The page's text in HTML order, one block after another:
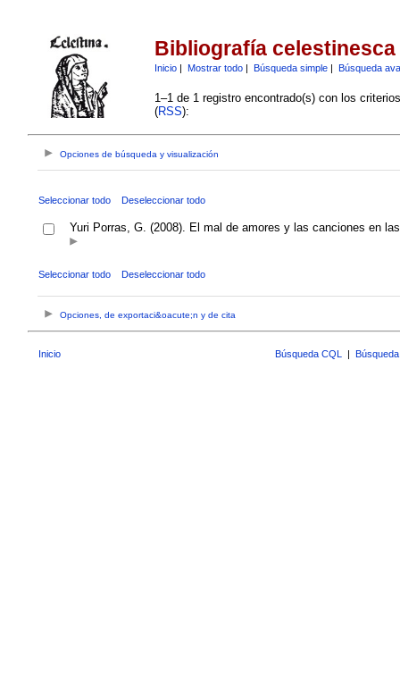
Bibliografía celestinesca
Inicio| Mostrar todo| Búsqueda simple| Búsqueda
1–1 de 1 registro encontrado(s) con los
(RSS):
Opciones de búsqueda y visualización
Seleccionar todo Deseleccionar todo
Yuri Porras, G. (2008). El mal de amores y las canciones en
Seleccionar todo Deseleccionar todo
Opciones, de exportaci&oacute;n y de cita
Inicio Búsqueda CQL |